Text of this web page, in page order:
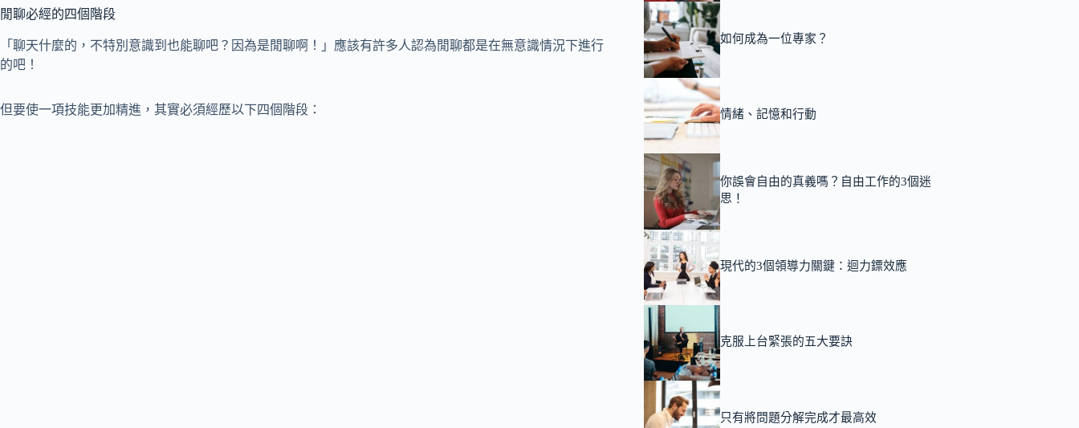
閒聊必經的四個階段
「聊天什麼的，不特別意識到也能聊吧？因為是閒聊啊！」應該有許多人認為閒聊都是在無意識情況下進行
的吧！
但要使一項技能更加精進，其實必須經歷以下四個階段：
如何成為一位專家？
情緒、記憶和行動
你誤會自由的真義嗎？自由工作的3個迷
思！
現代的3個領導力關鍵：迴力鏢效應
克服上台緊張的五大要訣
只有將問題分解完成才最高效